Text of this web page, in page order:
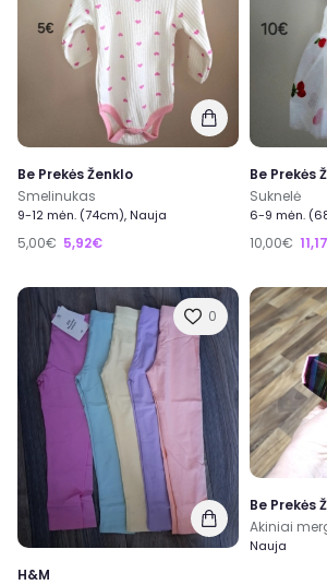
Be Prekės Ženklo
Smelinukas
9-12 mėn. (74cm), Nauja
5,00€ 5,92€
Be Prekės
Suknelė
6-9 mėn.
10,00€
0
H&M
Be Prekės
Akiniai
Nauja